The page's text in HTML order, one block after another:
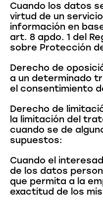
Cuando los datos
virtud de un
información en
art. 8 apdo. 1 del
sobre Protección
Derecho de
a un determinado
el consentimiento
Derecho de
la limitación del
cuando se de
supuestos:
Cuando el
de los datos
que permita a la
exactitud de los